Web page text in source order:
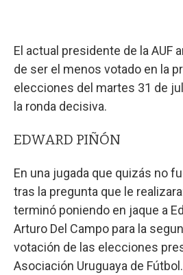
El actual presidente de la AUF
de ser el menos votado en la
elecciones del martes 31 de
la ronda decisiva.
EDWARD PIÑÓN
En una jugada que quizás no
tras la pregunta que le
terminó poniendo en jaque a
Arturo Del Campo para la
votación de las elecciones
Asociación Uruguaya de Fútbol.